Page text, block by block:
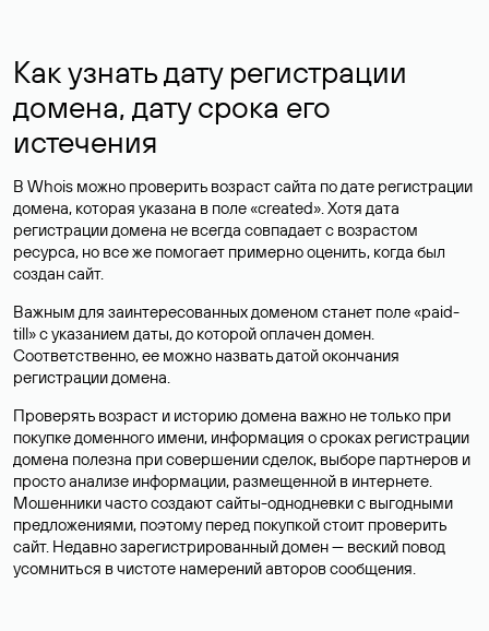
Как узнать дату регистрации
домена, дату срока его
истечения
В Whois можно проверить возраст сайта по дате регистрации
домена, которая указана в поле «created». Хотя дата
регистрации домена не всегда совпадает с возрастом
ресурса, но все же помогает примерно оценить, когда был
создан сайт.
Важным для заинтересованных доменом станет поле «paid-
till» с указанием даты, до которой оплачен домен.
Соответственно, ее можно назвать датой окончания
регистрации домена.
Проверять возраст и историю домена важно не только при
покупке доменного имени, информация о сроках регистрации
домена полезна при совершении сделок, выборе партнеров и
просто анализе информации, размещенной в интернете.
Мошенники часто создают сайты-однодневки с выгодными
предложениями, поэтому перед покупкой стоит проверить
сайт. Недавно зарегистрированный домен — веский повод
усомниться в чистоте намерений авторов сообщения.